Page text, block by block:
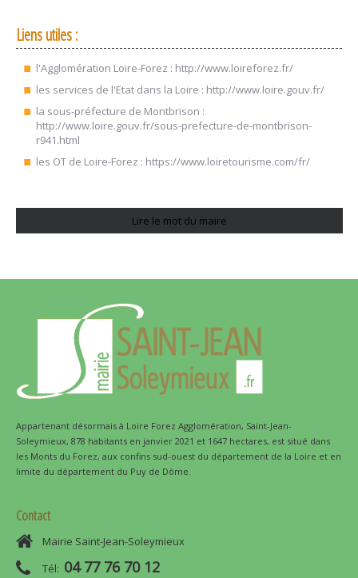
Liens utiles :
l'Agglomération Loire-Forez : http://www.loireforez.fr/
les services de l'Etat dans la Loire : http://www.loire.gouv.fr/
la sous-préfecture de Montbrison :
http://www.loire.gouv.fr/sous-prefecture-de-montbrison-
r941.html
les OT de Loire-Forez : https://www.loiretourisme.com/fr/
Lire le mot du maire
Appartenant désormais à Loire Forez Agglomération, Saint-Jean-
Soleymieux, 878 habitants en janvier 2021 et 1647 hectares, est situé dans
les Monts du Forez, aux confins sud-ouest du département de la Loire et en
limite du département du Puy de Dôme.
Contact
Mairie Saint-Jean-Soleymieux
Tél: 04 77 76 70 12